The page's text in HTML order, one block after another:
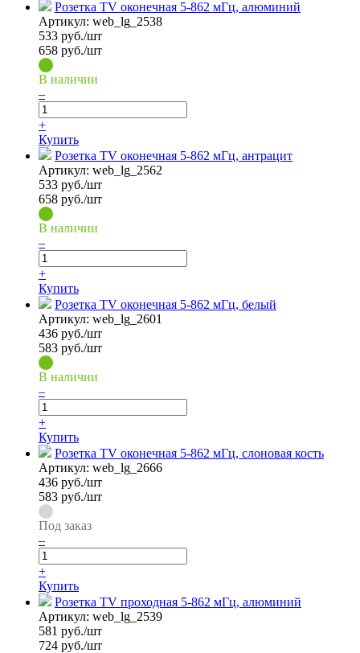
Розетка TV оконечная 5-862 мГц, алюминий
Артикул: web_lg_2538
533 руб./шт
658 руб./шт
В наличии
–
+
Купить
Розетка TV оконечная 5-862 мГц, антрацит
Артикул: web_lg_2562
533 руб./шт
658 руб./шт
В наличии
–
+
Купить
Розетка TV оконечная 5-862 мГц, белый
Артикул: web_lg_2601
436 руб./шт
583 руб./шт
В наличии
–
+
Купить
Розетка TV оконечная 5-862 мГц, слоновая кость
Артикул: web_lg_2666
436 руб./шт
583 руб./шт
Под заказ
–
+
Купить
Розетка TV проходная 5-862 мГц, алюминий
Артикул: web_lg_2539
581 руб./шт
724 руб./шт